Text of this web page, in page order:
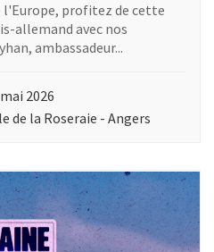
l'Europe, profitez de cette
allemand avec nos
ambassadeur...
2026
de la Roseraie - Angers
: Sunday